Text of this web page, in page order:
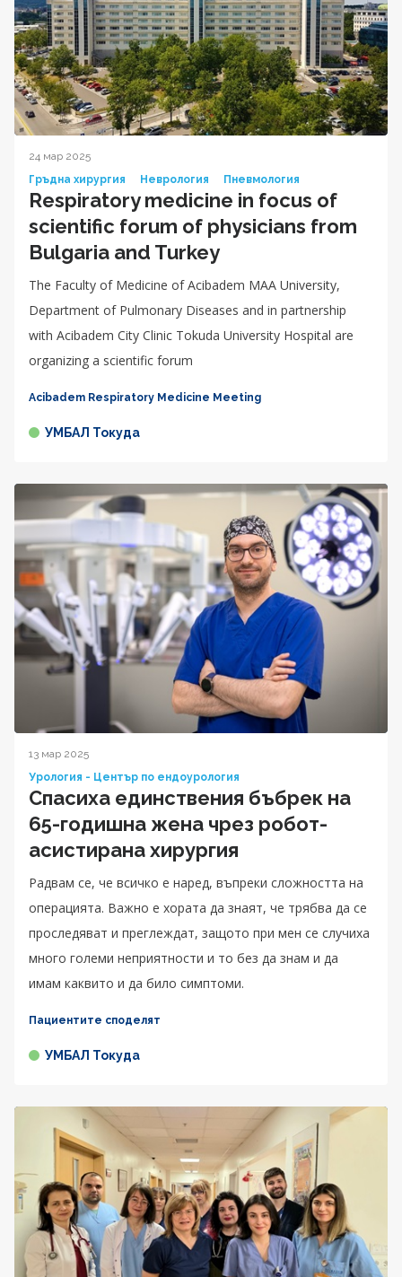
24 мар 2025
Гръдна хирургия
Неврология Пневмология
Respiratory medicine in focus of
scientific forum of physicians from
Bulgaria and Turkey
The Faculty of Medicine of Acibadem MAA University,
Department of Pulmonary Diseases and in partnership
with Acibadem City Clinic Tokuda University Hospital are
organizing a scientific forum
Acibadem Respiratory Medicine Meeting
УМБАЛ Токуда
13 мар 2025
Урология - Център по ендоурология
Спасиха единствения бъбрек на
65-годишна жена чрез робот-
асистирана хирургия
Радвам се, че всичко е наред, въпреки сложността на
операцията. Важно е хората да знаят, че трябва да се
проследяват и преглеждат, защото при мен се случиха
много големи неприятности и то без да знам и да
имам каквито и да било симптоми.
Пациентите споделят
УМБАЛ Токуда